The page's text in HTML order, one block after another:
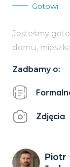
Gotowi
Jesteśmy
domu,
Zadbamy o:
Zdjęcia
Piotr